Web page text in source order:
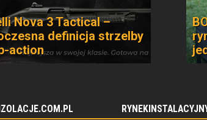
Nova 3 Tactical –
definicja strzelby
action
IZOLACJE.COM.PL